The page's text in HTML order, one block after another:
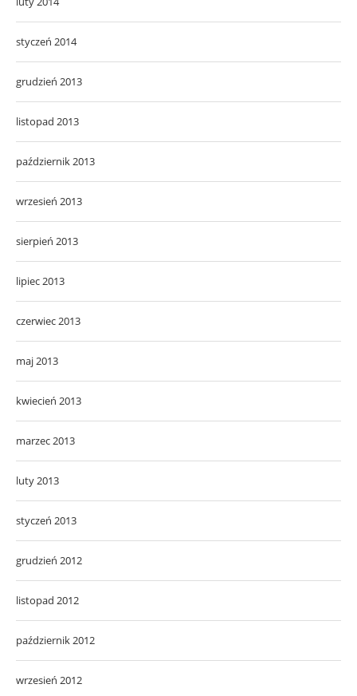
styczeń 2014
grudzień 2013
listopad 2013
październik 2013
wrzesień 2013
sierpień 2013
lipiec 2013
czerwiec 2013
maj 2013
kwiecień 2013
marzec 2013
luty 2013
styczeń 2013
grudzień 2012
listopad 2012
październik 2012
wrzesień 2012